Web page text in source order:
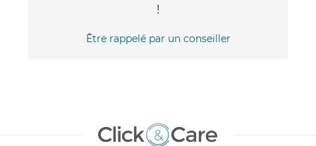
!
Être rappelé par un conseiller